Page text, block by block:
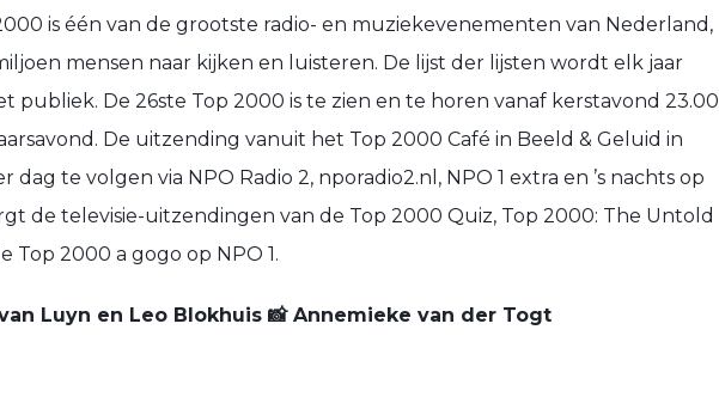
is één van de grootste radio- en muziekevenementen van Nederland,
mensen naar kijken en luisteren. De lijst der lijsten wordt elk jaar
publiek. De 26ste Top 2000 is te zien en te horen vanaf kerstavond 23.00
De uitzending vanuit het Top 2000 Café in Beeld & Geluid in
dag te volgen via NPO Radio 2, nporadio2.nl, NPO 1 extra en ’s nachts op
de televisie-uitzendingen van de Top 2000 Quiz, Top 2000: The Untold
Top 2000 a gogo op NPO 1.
Luyn en Leo Blokhuis 📸 Annemieke van der Togt